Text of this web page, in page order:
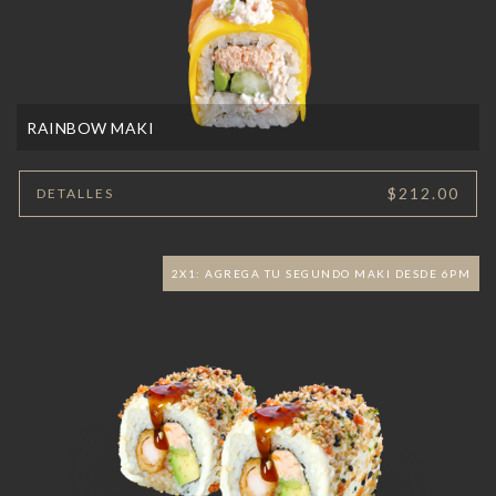
RAINBOW MAKI
DETALLES $212.00
2X1: AGREGA TU SEGUNDO MAKI DESDE 6PM